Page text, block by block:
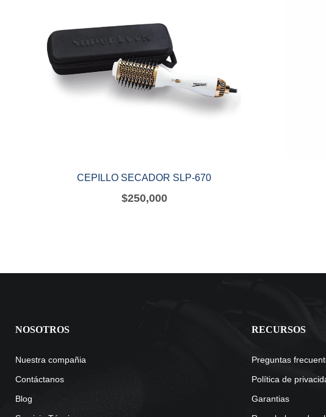
CEPILLO SECADOR SLP-670
$250,000
NOSOTROS
Nuestra compañia
Contáctanos
Blog
RECURSOS
Preguntas
Política de
Garantias